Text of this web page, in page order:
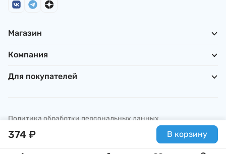
374 ₽ В корзину
Магазин
Компания
Для покупателей
Политика обработки персональных данных